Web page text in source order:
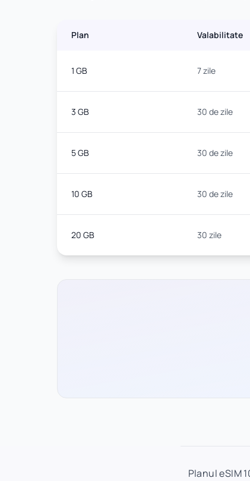
Plan Valabilitate
1 GB 7 zile
3 GB 30 de zile
5 GB 30 de zile
10 GB 30 de zile
20 GB 30 zile
Planul eSIM